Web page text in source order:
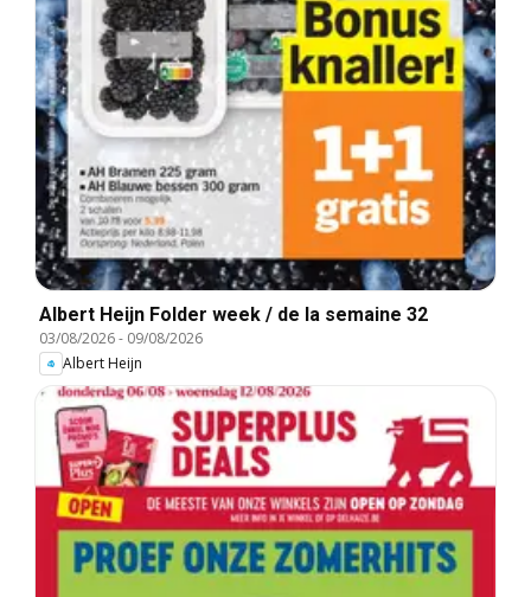
Albert Heijn Folder week / de la semaine 32
03/08/2026- 09/08/2026
Albert Heijn